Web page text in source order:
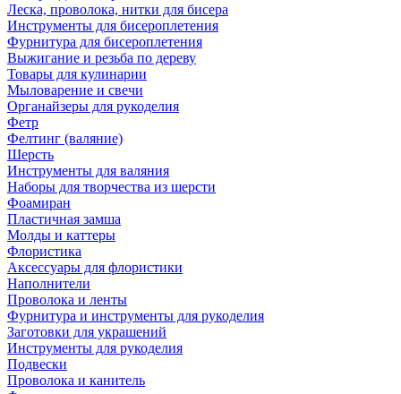
Леска, проволока, нитки для бисера
Инструменты для бисероплетения
Фурнитура для бисероплетения
Выжигание и резьба по дереву
Товары для кулинарии
Мыловарение и свечи
Органайзеры для рукоделия
Фетр
Фелтинг (валяние)
Шерсть
Инструменты для валяния
Наборы для творчества из шерсти
Фоамиран
Пластичная замша
Молды и каттеры
Флористика
Аксессуары для флористики
Наполнители
Проволока и ленты
Фурнитура и инструменты для рукоделия
Заготовки для украшений
Инструменты для рукоделия
Подвески
Проволока и канитель